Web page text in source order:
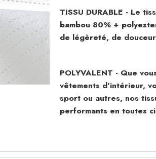
TISSU DURABLE - Le
bambou 80% +
de légèreté, de
POLYVALENT - Que
vêtements d'intérieur,
sport ou autres, nos
performants en toutes